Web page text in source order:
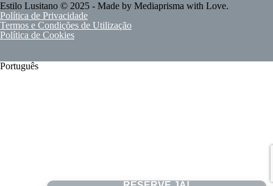
Estilo Lusitano © 2025 - Made by Mediaprisma with Love.
Política de Privacidade
Termos e Condições de Utilização
Política de Cookies
Português